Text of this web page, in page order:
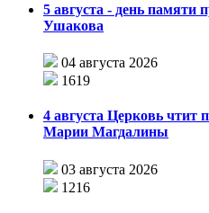
5 августа - день памяти
Ушакова
04 августа 2026
1619
4 августа Церковь чтит
Марии Магдалины
03 августа 2026
1216